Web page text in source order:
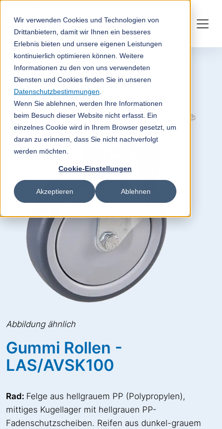
Wir verwenden Cookies und Technologien von
Drittanbietern, damit wir Ihnen ein besseres
Erlebnis bieten und unsere eigenen Leistungen
kontinuierlich optimieren können. Weitere
Informationen zu den von uns verwendeten
Diensten und Cookies finden Sie in unseren
Datenschutzbestimmungen
Wenn Sie ablehnen, werden Ihre Informationen
beim Besuch dieser Website nicht erfasst. Ein
einzelnes Cookie wird in Ihrem Browser gesetzt, um
daran zu erinnern, dass Sie nicht nachverfolgt
werden möchten.
Cookie-Einstellungen
Akzeptieren Ablehnen
Abbildung ähnlich
Gummi Rollen -
LAS/AVSK100
Rad: Felge aus hellgrauem PP (Polypropylen),
mittiges Kugellager mit hellgrauen PP-
Fadenschutzscheiben. Reifen aus dunkel-grauem